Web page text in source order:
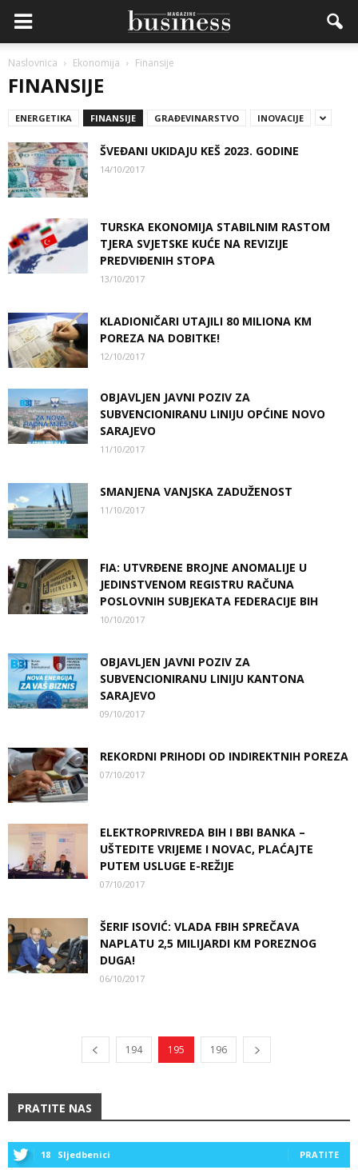
Naslovnica Ekonomija Finansije
FINANSIJE
ENERGETIKA FINANSIJE GRAĐEVINARSTVO INOVACIJE
ŠVEĐANI UKIDAJU KEŠ 2023. GODINE
14/10/2017
TURSKA EKONOMIJA STABILNIM RASTOM
TJERA SVJETSKE KUĆE NA REVIZIJE
PREDVIĐENIH STOPA
13/10/2017
KLADIONIČARI UTAJILI 80 MILIONA KM
POREZA NA DOBITKE!
12/10/2017
OBJAVLJEN JAVNI POZIV ZA
SUBVENCIONIRANU LINIJU OPĆINE NOVO
SARAJEVO
11/10/2017
SMANJENA VANJSKA ZADUŽENOST
11/10/2017
FIA: UTVRĐENE BROJNE ANOMALIJE U
JEDINSTVENOM REGISTRU RAČUNA
POSLOVNIH SUBJEKATA FEDERACIJE BIH
10/10/2017
OBJAVLJEN JAVNI POZIV ZA
SUBVENCIONIRANU LINIJU KANTONA
SARAJEVO
09/10/2017
REKORDNI PRIHODI OD INDIREKTNIH POREZA
07/10/2017
ELEKTROPRIVREDA BIH I BBI BANKA –
UŠTEDITE VRIJEME I NOVAC, PLAĆAJTE
PUTEM USLUGE E-REŽIJE
07/10/2017
ŠERIF ISOVIĆ: VLADA FBIH SPREČAVA
NAPLATU 2,5 MILIJARDI KM POREZNOG
DUGA!
06/10/2017
194 195 196
PRATITE NAS
18 Sljedbenici PRATITE